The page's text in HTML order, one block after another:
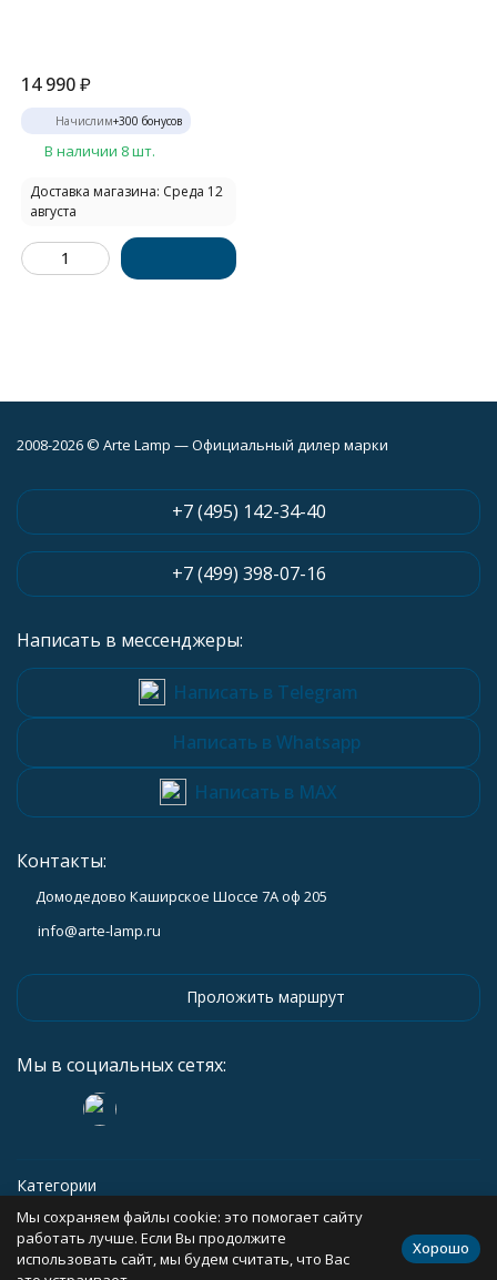
14 990₽
Начислим+300 бонусов
В наличии 8 шт.
Доставка магазина: Среда 12
августа
2008-2026 © Arte Lamp — Официальный дилер марки
+7 (495) 142-34-40
+7 (499) 398-07-16
Написать в мессенджеры:
Написать в Telegram
Написать в Whatsapp
Написать в MAX
Контакты:
Домодедово Каширское Шоссе 7А оф 205
info@arte-lamp.ru
Проложить маршрут
Мы в социальных сетях:
Категории
Информация
Мы сохраняем файлы cookie: это помогает сайту
работать лучше. Если Вы продолжите
использовать сайт, мы будем считать, что Вас
Хорошо